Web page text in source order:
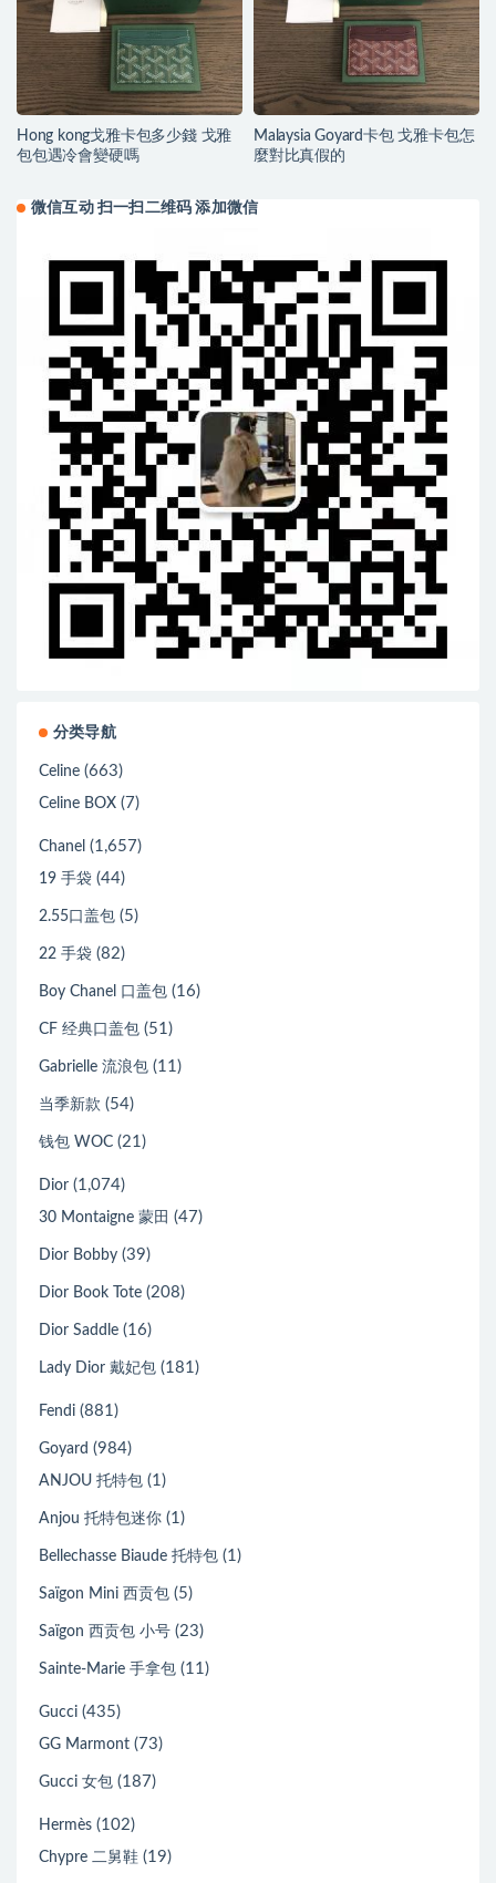
Hong kong戈雅卡包多少錢 戈雅
包包遇冷會變硬嗎
Malaysia Goyard卡包 戈雅卡包怎
麼對比真假的
微信互动 扫一扫二维码 添加微信
分类导航
Celine (663)
Celine BOX (7)
Chanel (1,657)
19 手袋 (44)
2.55口盖包 (5)
22 手袋 (82)
Boy Chanel 口盖包 (16)
CF 经典口盖包 (51)
Gabrielle 流浪包 (11)
当季新款 (54)
钱包 WOC (21)
Dior (1,074)
30 Montaigne 蒙田 (47)
Dior Bobby (39)
Dior Book Tote (208)
Dior Saddle (16)
Lady Dior 戴妃包 (181)
Fendi (881)
Goyard (984)
ANJOU 托特包 (1)
Anjou 托特包迷你 (1)
Bellechasse Biaude 托特包 (1)
Saïgon Mini 西贡包 (5)
Saïgon 西贡包 小号 (23)
Sainte-Marie 手拿包 (11)
Gucci (435)
GG Marmont (73)
Gucci 女包 (187)
Hermès (102)
Chypre 二舅鞋 (19)